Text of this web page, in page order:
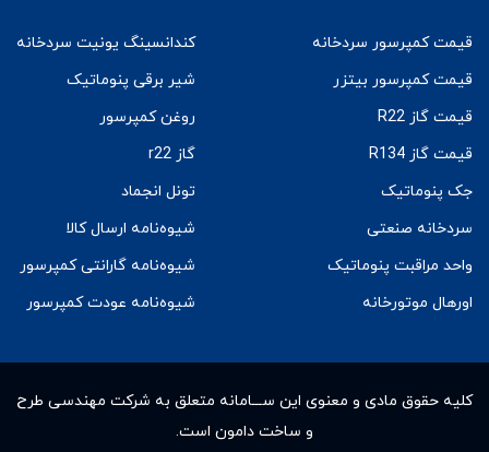
قیمت کمپرسور سردخانه
قیمت کمپرسور بیتزر
قیمت گاز R22
قیمت گاز R134
جک پنوماتیک
سردخانه صنعتی
واحد مراقبت پنوماتیک
اورهال موتورخانه
کندانسینگ یونیت سردخانه
شیر برقی پنوماتیک
روغن کمپرسور
گاز r22
تونل انجماد
شیوه‌نامه ارسال کالا
شیوه‌نامه گارانتی کمپرسور
شیوه‌نامه عودت کمپرسور
کلیه حقوق مادى و معنوى این ســـامانه متعلق به شرکت مهندسی طرح
و ساخت دامون است.